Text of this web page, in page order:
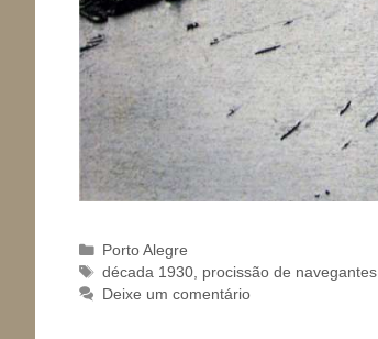
Categorias
Porto Alegre
Tags
década 1930, procissão de navegantes
Deixe um comentário